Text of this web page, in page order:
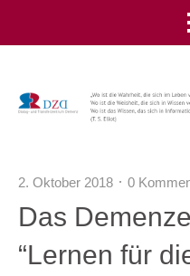
2. Oktober 2018 0
Das
“Lernen für